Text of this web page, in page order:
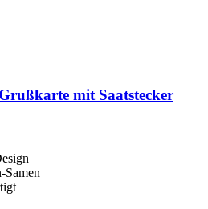
Grußkarte mit Saatstecker